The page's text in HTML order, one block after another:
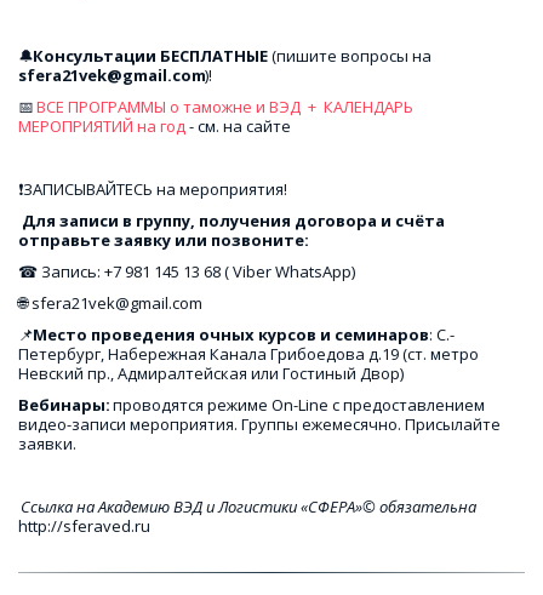
🔔Консультации БЕСПЛАТНЫЕ
sfera21vek@gmail.com)!
📅 ВСЕ ПРОГРАММЫ о таможне и ВЭД  +  КАЛЕНДАРЬ
МЕРОПРИЯТИЙ на год - см. на сайте
❗ЗАПИСЫВАЙТЕСЬ на мероприятия!
Для записи в группу, получения договора и счёта
отправьте заявку или позвоните:
☎ Запись: +7 981 145 13 68 ( Viber WhatsApp)
🌐 sfera21vek@gmail.com
📌Место проведения очных курсов и семинаров: С.-
Петербург, Набережная Канала Грибоедова д.19 (ст. метро
Невский пр., Адмиралтейская или Гостиный Двор)
Вебинары: проводятся режиме On-Line c предоставлением
видео-записи мероприятия. Группы ежемесячно. Присылайте
заявки.
Ссылка на Академию ВЭД и Логистики «СФЕРА»© обязательна
http://sferaved.ru